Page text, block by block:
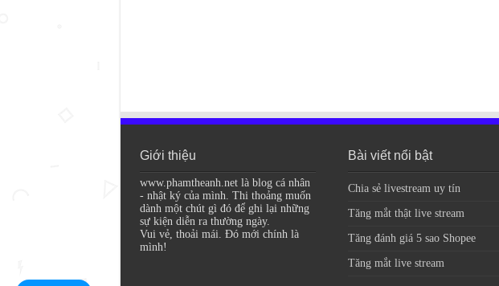
Giới thiệu
www.phamtheanh.net là blog cá nhân
- nhật ký của mình. Thi thoảng muốn
dành một chút gì đó để ghi lại những
sự kiện diễn ra thường ngày.
Vui vẻ, thoải mái. Đó mới chính là
mình!
Bài viết nổi bật
Chia sẻ livestream uy tín
Tăng mắt thật live stream
Tăng đánh giá 5 sao Shopee
Tăng mắt live stream